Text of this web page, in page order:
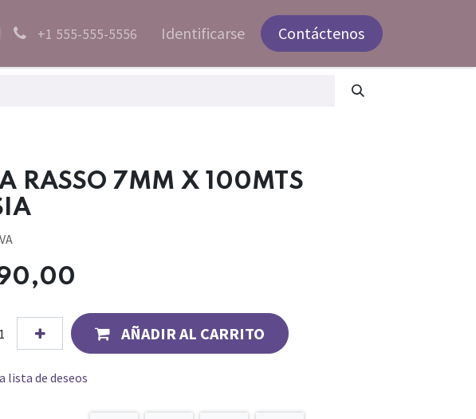
+1 555-555-5556 Identificarse Contáctenos
RASSO 7MM X 100MTS
AÑADIR AL CARRITO
lista de deseos